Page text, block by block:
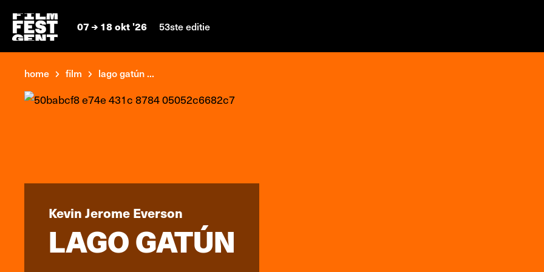
07 18 okt '26 53ste editie
home film lago gatún ...
Kevin Jerome Everson
LAGO GATÚN